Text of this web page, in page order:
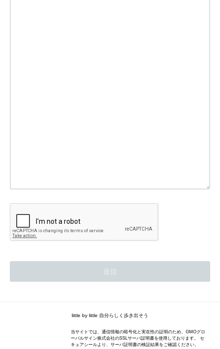
little by little 自分らしく歩き出そう
当サイトでは、通信情報の暗号化と実在性の証明のため、GMOグロ
ーバルサイン株式会社のSSLサーバ証明書を使用しております。 セ
キュアシールより、サーバ証明書の検証結果をご確認ください。